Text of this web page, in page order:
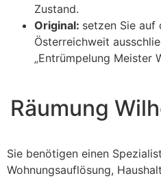
Zustand.
Original: setzen Sie auf
Österreichweit
„Entrümpelung Meister
Räumung
Sie benötigen einen
Wohnungsauflösung,